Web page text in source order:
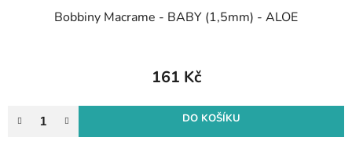
Bobbiny Macrame - BABY (1,5mm) - ALOE
161 Kč
DO KOŠÍKU